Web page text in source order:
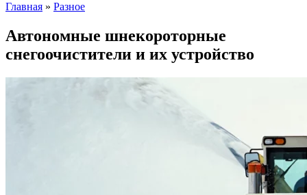
Главная » Разное
Автономные шнекороторные
снегоочистители и их устройство